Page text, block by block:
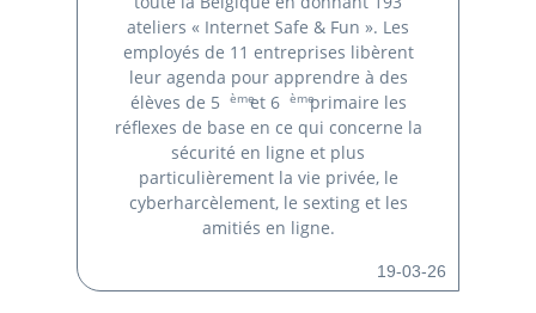
ateliers « Internet Safe & Fun ». Les
employés de 11 entreprises libèrent
leur agenda pour apprendre à des
élèves de 5
èmeet 6 èmeprimaire les
réflexes de base en ce qui concerne la
sécurité en ligne et plus
particulièrement la vie privée, le
cyberharcèlement, le sexting et les
amitiés en ligne.
19-03-26